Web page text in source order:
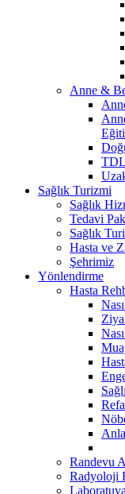
Anne &
Sağlık Turizmi
Sağlık
Tedavi
Sağlık
Hasta ve
Şehrimiz
Yönlendirme
Hasta
Randevu
Radyoloji